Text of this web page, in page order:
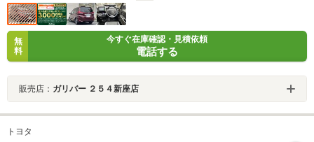
無
料
今すぐ在庫確認・見積依頼
電話する
販売店： ガリバー ２５４新座店
トヨタ